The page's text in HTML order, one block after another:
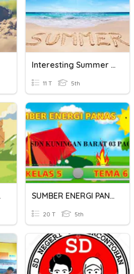
Interesting Summer Facts
11 T 5th
! SUMBER ENERGI PANAS
20 T 5th